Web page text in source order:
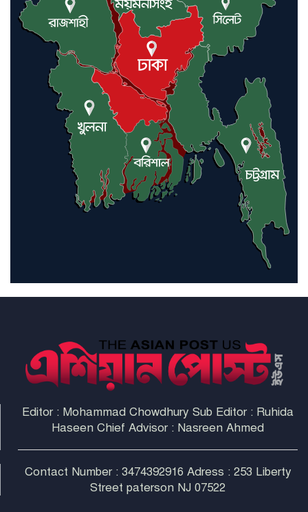
এবার চীনের দ্বারস্থ হলেন ডোনাল্ড
ট্রাম্প
ইরানে কঠোর হামলা অব্যাহত রাখতে
ট্রাম্পকে আহ্বান সৌদি আরবের
ইরাকসহ মধ্যপ্রাচ্যে ২৪ হামলা চালাল
ইরানপন্থি গোষ্ঠী
হরমুজ প্রণালী সুরক্ষায় মিত্ররা সাহায্য
না করলে ন্যাটোর ভবিষ্যৎ খারাপ
Editor : Mohammad Chowdhury Sub Editor : Ruhida
Haseen Chief Advisor : Nasreen Ahmed
Contact Number : 3474392916 Adress : 253 Liberty
Street paterson NJ 07522